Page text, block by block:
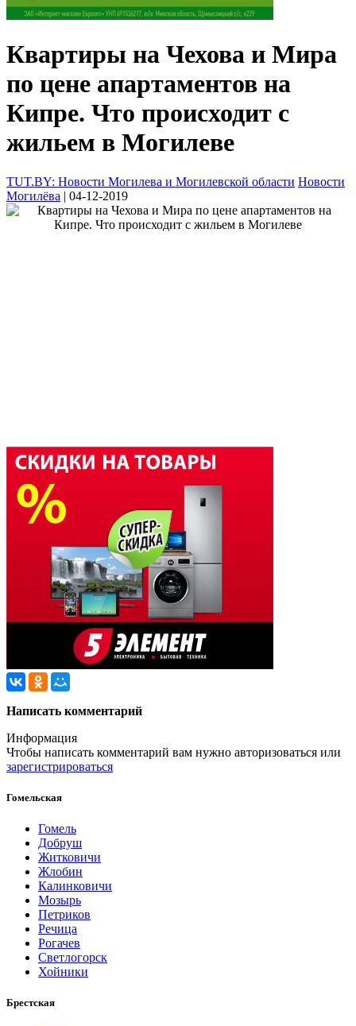
Квартиры на Чехова и Мира
по цене апартаментов на
Кипре. Что происходит с
жильем в Могилеве
TUT.BY: Новости Могилева и Могилевской области Новости
Могилёва | 04-12-2019
Написать комментарий
Информация
Чтобы написать комментарий вам нужно авторизоваться или
зарегистрироваться
Гомельская
Гомель
Добруш
Житковичи
Жлобин
Калинковичи
Мозырь
Петриков
Речица
Рогачев
Светлогорск
Хойники
Брестская